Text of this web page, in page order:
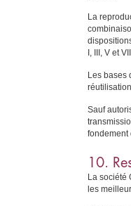
La
I, III, V et
Les bases
Sauf
fondement
10.
La société
les